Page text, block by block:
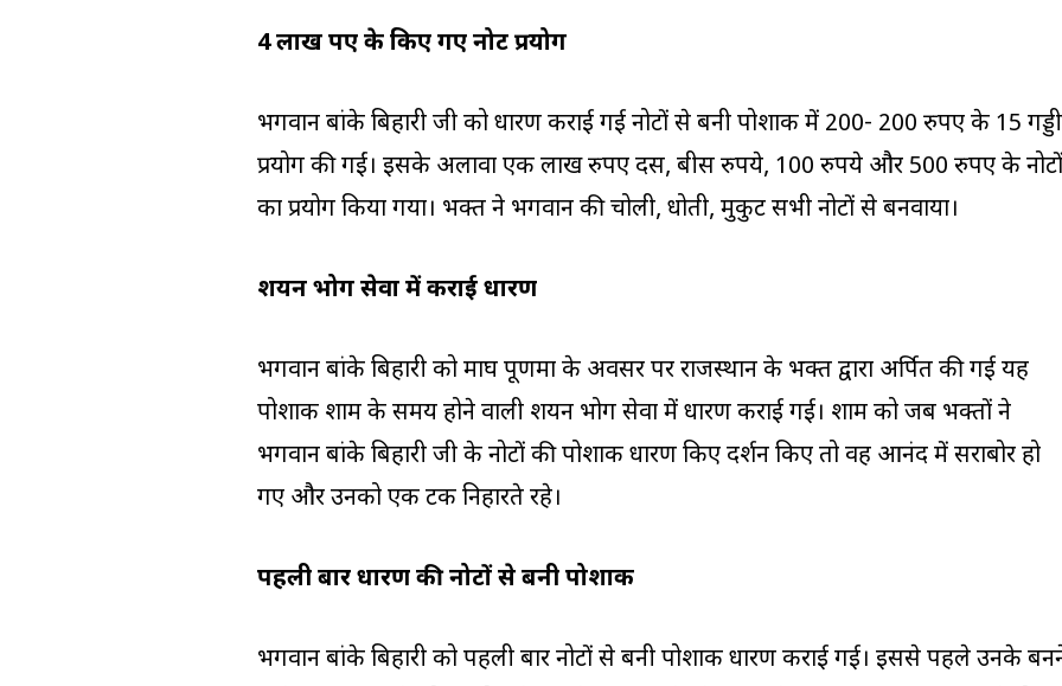
4 लाख रुपए के किए गए नोट प्रयोग
भगवान बांके बिहारी जी को धारण कराई गई नोटों से बनी पोशाक में 200- 200 रुपए के 15 गड्डी
प्रयोग की गईं। इसके अलावा एक लाख रुपए दस, बीस रुपये, 100 रुपये और 500 रुपए के नोटों
का प्रयोग किया गया। भक्त ने भगवान की चोली, धोती, मुकुट सभी नोटों से बनवाया।
शयन भोग सेवा में कराई धारण
भगवान बांके बिहारी को माघ पूर्णिमा के अवसर पर राजस्थान के भक्त द्वारा अर्पित की गई यह
पोशाक शाम के समय होने वाली शयन भोग सेवा में धारण कराई गई। शाम को जब भक्तों ने
भगवान बांके बिहारी जी के नोटों की पोशाक धारण किए दर्शन किए तो वह आनंद में सराबोर हो
गए और उनको एक टक निहारते रहे।
पहली बार धारण की नोटों से बनी पोशाक
भगवान बांके बिहारी को पहली बार नोटों से बनी पोशाक धारण कराई गई। इससे पहले उनके